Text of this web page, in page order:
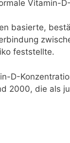
Vitamin-
basierte,
feststellte.
D-
2000, die als